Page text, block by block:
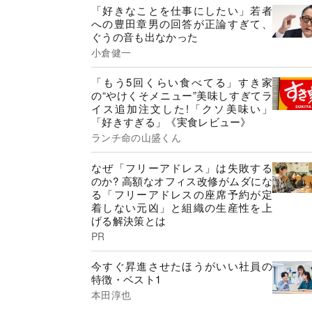
「好きなことを仕事にしたい」若者
への豊田章男の回答が正論すぎて、
ぐうの音も出なかった
小倉健一
「もう5回くらい食べてる」すき家
の“やけくそメニュー”美味しすぎてラ
イス追加注文した!「クソ美味い」
「好きすぎる」《実食レビュー》
ランチ命の山盛くん
なぜ「フリーアドレス」は失敗する
のか? 高額なオフィス改修がムダにな
る「フリーアドレスの座席予約が定
着しない元凶」と組織の生産性を上
げる解決策とは
PR
今すぐ昇進させたほうがいい社員の
特徴・ベスト1
本田淳也